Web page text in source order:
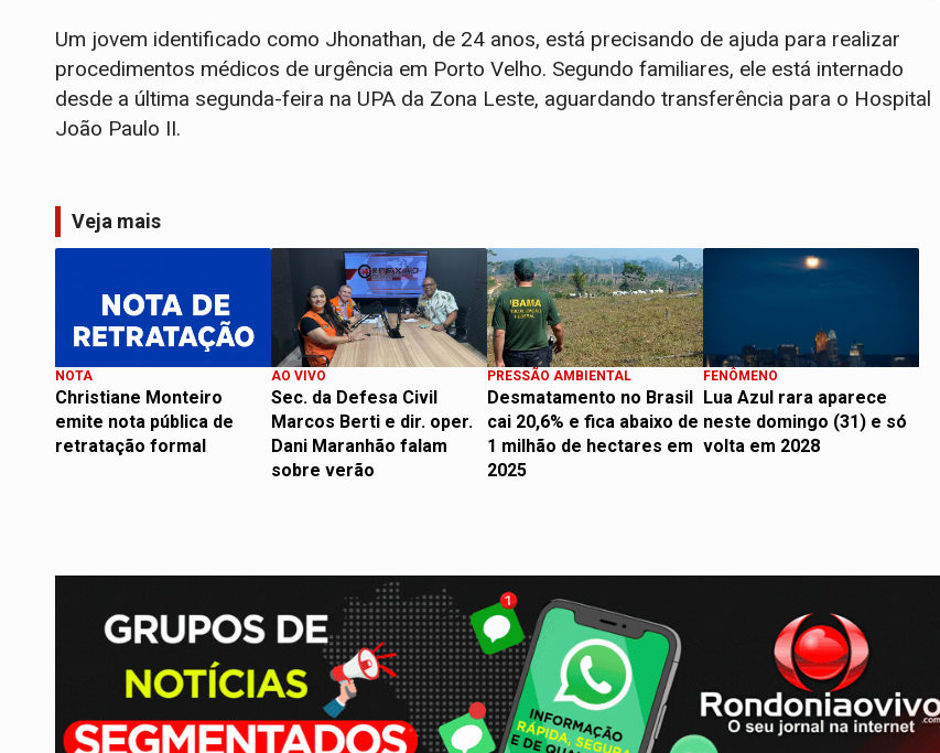
Um jovem identificado como Jhonathan, de 24 anos, está precisando de ajuda para realizar
procedimentos médicos de urgência em Porto Velho. Segundo familiares, ele está internado
desde a última segunda-feira na UPA da Zona Leste, aguardando transferência para o Hospital
João Paulo II.
Veja mais
NOTA
Christiane Monteiro
emite nota pública de
retratação formal
AO VIVO
Sec. da Defesa Civil
Marcos Berti e dir. oper.
Dani Maranhão falam
sobre verão
PRESSÃO AMBIENTAL
Desmatamento no Brasil
cai 20,6% e fica abaixo de
1 milhão de hectares em
2025
FENÔMENO
Lua Azul rara aparece
neste domingo (31) e só
volta em 2028